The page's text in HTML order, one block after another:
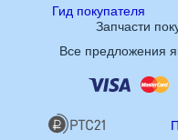
Гид покупателя
Запчасти
Все предложения